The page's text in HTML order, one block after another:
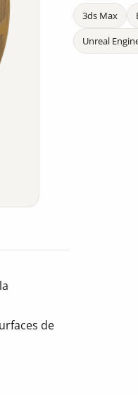
3ds Max
Unreal
de